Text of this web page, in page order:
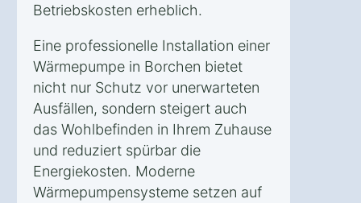
Betriebskosten erheblich.
Eine professionelle Installation einer
Wärmepumpe in Borchen bietet
nicht nur Schutz vor unerwarteten
Ausfällen, sondern steigert auch
das Wohlbefinden in Ihrem Zuhause
und reduziert spürbar die
Energiekosten. Moderne
Wärmepumpensysteme setzen auf